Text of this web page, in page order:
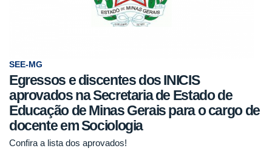
SEE-MG
Egressos e discentes dos INICIS
aprovados na Secretaria de Estado de
Educação de Minas Gerais para o cargo de
docente em Sociologia
Confira a lista dos aprovados!